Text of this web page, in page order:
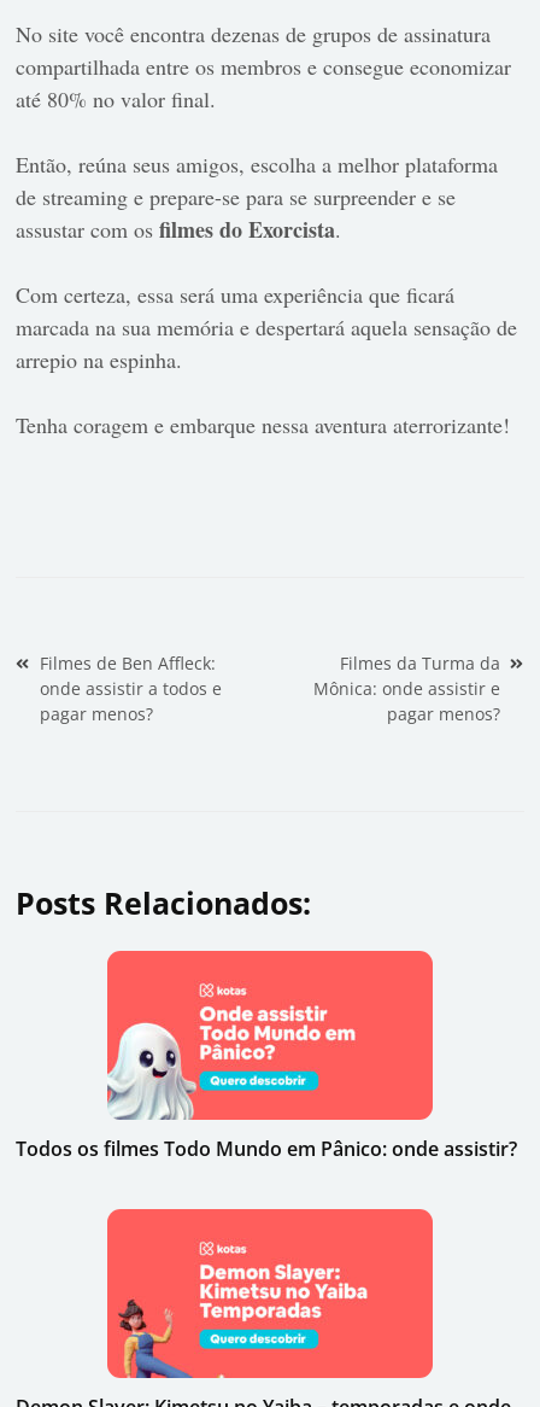
No site você encontra dezenas de grupos de assinatura
compartilhada entre os membros e consegueeconomizar
até 80% no valor final.
Então, reúna seus amigos, escolha a melhor plataforma
de streaming e prepare-se para se surpreender e se
assustar com osfilmes do Exorcista.
Com certeza, essa será uma experiência que ficará
marcada na sua memória e despertará aquela sensação de
arrepio na espinha.
Tenha coragem e embarque nessa aventura aterrorizante!
Navegação de Post
Filmes de Ben Affleck:
onde assistir a todos e
pagar menos?
Filmes da Turma da
Mônica: onde assistir e
pagar menos?
Posts Relacionados:
Todos os filmes Todo Mundo em Pânico: onde assistir?